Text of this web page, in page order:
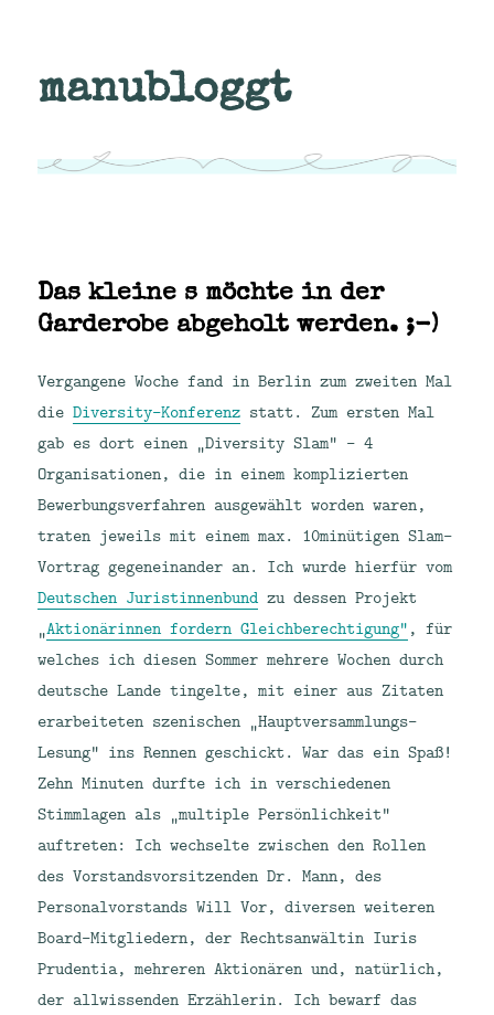
manubloggt
Das kleine s möchte in der
Garderobe abgeholt werden. ;-)
Vergangene Woche fand in Berlin zum zweiten Mal
dieDiversity-Konferenz statt. Zum ersten Mal
gab es dort einen „Diversity Slam“ – 4
Organisationen, die in einem komplizierten
Bewerbungsverfahren ausgewählt worden waren,
traten jeweils mit einem max. 10minütigen Slam-
Vortrag gegeneinander an. Ich wurde hierfür vom
Deutschen Juristinnenbund zu dessen Projekt
„Aktionärinnen fordern Gleichberechtigung“, für
welches ich diesen Sommer mehrere Wochen durch
deutsche Lande tingelte, mit einer aus Zitaten
erarbeiteten szenischen „Hauptversammlungs-
Lesung“ ins Rennen geschickt. War das ein Spaß!
Zehn Minuten durfte ich in verschiedenen
Stimmlagen als „multiple Persönlichkeit“
auftreten: Ich wechselte zwischen den Rollen
des Vorstandsvorsitzenden Dr. Mann, des
Personalvorstands Will Vor, diversen weiteren
Board-Mitgliedern, der Rechtsanwältin Iuris
Prudentia, mehreren Aktionären und, natürlich,
der allwissenden Erzählerin. Ich bewarf das